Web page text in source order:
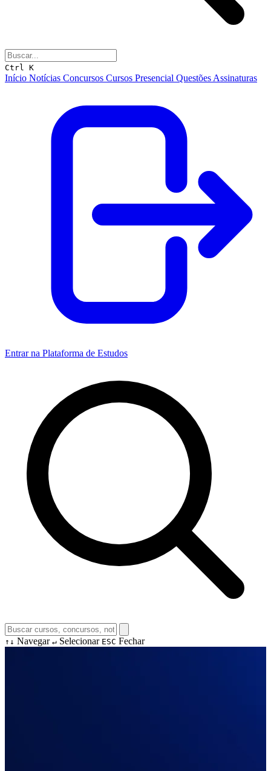
Ctrl K
Início Notícias Concursos Cursos Presencial Questões Assinaturas
Entrar na Plataforma de Estudos
↑↓ Navegar ↵ Selecionar ESC Fechar